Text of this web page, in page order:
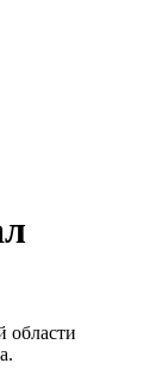
области